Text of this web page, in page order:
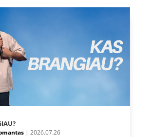
| 2026.07.26